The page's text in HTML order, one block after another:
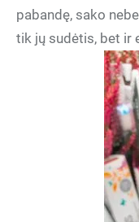
pabandę, sako
tik jų sudėtis, bet ir